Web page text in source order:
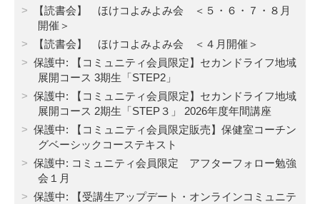
【読書会】 ほけコよみよみ会 ＜５・６・７・８月
開催＞
【読書会】 ほけコよみよみ会 ＜４月開催＞
保護中: 【コミュニティ会員限定】セカンドライフ地域
展開コース 3期生「STEP2」
保護中: 【コミュニティ会員限定】セカンドライフ地域
展開コース 2期生「STEP３」 2026年度年間講座
保護中: 【コミュニティ会員限定販売】保健室コーチン
グベーシックコーステキスト
保護中: コミュニティ会員限定 アフターフォロー勉強
会１月
保護中: 【受講生アップデート・オンラインコミュニテ